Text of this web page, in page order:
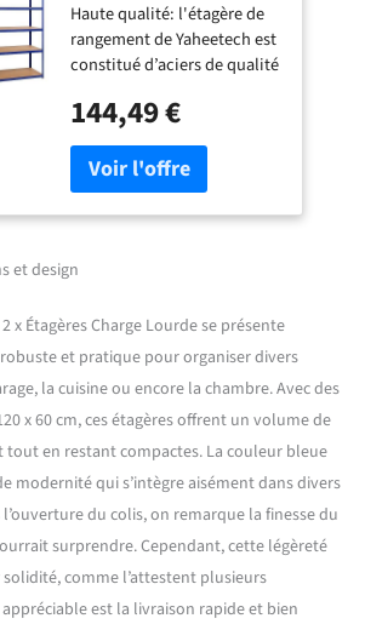
Résistant Capacité 875
kg Meuble de
Rangement Garage
Cuisine Chambre Bleu
Haute qualité: l'étagère de
rangement de Yaheetech est
constitué d’aciers de qualité
MDF. Dimension totale: 180
x 120cm x 60cm (L xlxh)
Stable: Le meuble de
rangement est suffisamment
robuste grâce à sa structure
élevée jusqu'à 175 kg par
hauteur de chaque niveau
peut être ajustée pour
répondre à vos différents
besoins. Vous pouvez
également le diviser pour
obtenir plusieurs petites
étagères. Facile à assembler
et construction sans
boulons: il est facile
d'installer les étagères de
rangement. Il vous suffit de
connecter les poutres à
144,49 €
et design
x Étagères Charge Lourde se présente
et pratique pour organiser divers
la cuisine ou encore la chambre. Avec des
x 60 cm, ces étagères offrent un volume de
en restant compactes. La couleur bleue
modernité qui s’intègre aisément dans divers
du colis, on remarque la finesse du
surprendre. Cependant, cette légèreté
solidité, comme l’attestent plusieurs
est la livraison rapide et bien